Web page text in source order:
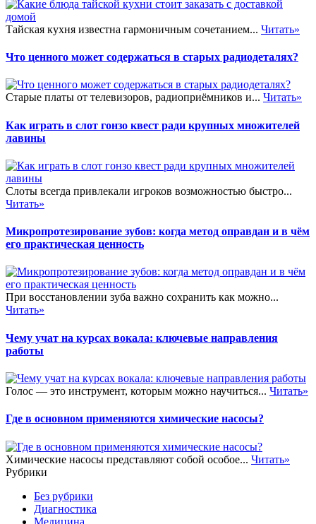
Тайская кухня известна гармоничным сочетанием... Читать»
Что ценного может содержаться в старых радиодеталях?
Старые платы от телевизоров, радиоприёмников и... Читать»
Как играть в слот гонзо квест ради крупных множителей
лавины
Слоты всегда привлекали игроков возможностью быстро...
Читать»
Микропротезирование зубов: когда метод оправдан и в чём
его практическая ценность
При восстановлении зуба важно сохранить как можно...
Читать»
Чему учат на курсах вокала: ключевые направления
работы
Голос — это инструмент, которым можно научиться... Читать»
Где в основном применяются химические насосы?
Химические насосы представляют собой особое... Читать»
Рубрики
Без рубрики
Диагностика
Медицина